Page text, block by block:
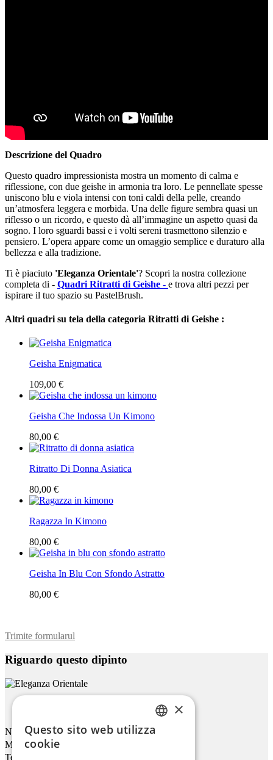
Descrizione del Quadro
Questo quadro impressionista mostra un momento di calma e
riflessione, con due geishe in armonia tra loro. Le pennellate spesse
uniscono blu e viola intensi con toni caldi della pelle, creando
un’atmosfera leggera e morbida. Una delle figure sembra quasi un
riflesso o un ricordo, e questo dà all’immagine un aspetto quasi da
sogno. I loro sguardi bassi e i volti sereni trasmettono silenzio e
pensiero. L’opera appare come un omaggio semplice e duraturo alla
bellezza e alla tradizione.
Ti è piaciuto 'Eleganza Orientale'? Scopri la nostra collezione
completa di - Quadri Ritratti di Geishe - e trova altri pezzi per
ispirare il tuo spazio su PastelBrush.
Altri quadri su tela della categoria Ritratti di Geishe :
Geisha Enigmatica
109,00 €
Geisha Che Indossa Un Kimono
80,00 €
Ritratto Di Donna Asiatica
80,00 €
Ragazza In Kimono
80,00 €
Geisha In Blu Con Sfondo Astratto
80,00 €
Trimite formularul
Riguardo questo dipinto
Eleganza Orientale
Nome
Mail
Telefono
×
Questo sito web utilizza
cookie